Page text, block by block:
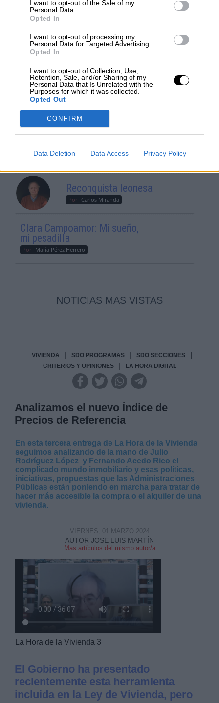
I want to opt-out of the Sale of my
Personal Data.
Opted In
I want to opt-out of processing my
Personal Data for Targeted Advertising.
Opted In
I want to opt-out of Collection, Use,
Retention, Sale, and/or Sharing of my
Personal Data that Is Unrelated with the
Purposes for which it was collected.
Opted Out
CONFIRM
Data Deletion Data Access Privacy Policy
Por
Álvaro Frutos Rosado y Gabinete
Geopolítica de Crisis
Suelta y confía
Por María Comesaña
Votantes y votados
Por Juan Manuel Beltrán
El Conflicto de Oriente Medio:
Un Nuevo Orden Autoritario
Álvaro Frutos Rosado y Gabinete
Reconquista leonesa
Por Carlos Miranda
Clara Campoamor: Mi sueño,
mi pesadilla
Por María Pérez Herrero
NOTICIAS MAS VISTAS
VIVIENDA SDO PROGRAMAS SDO SECCIONES
CRITERIOS Y OPINIONES LA HORA DIGITAL
Analizamos el nuevo Índice de
Precios de Referencia
En esta tercera entrega de La Hora de la Vivienda
seguimos analizando de la mano de Julio
Rodríguez López y Fernando Acedo Rico el
complicado mundo inmobiliario y esas políticas,
iniciativas, propuestas que las Administraciones
Públicas están poniendo en marcha para tratar de
hacer más accesible la compra o el alquiler de una
vivienda.
AUTOR JOSE LUIS MARTÍN
Mas artículos del mismo autor/a
VIERNES, 01 MARZO 2024
La Hora de la Vivienda 3
El Gobierno ha presentado
recientemente esta herramienta
incluida en la Ley de Vivienda, pero